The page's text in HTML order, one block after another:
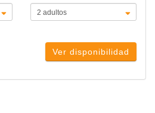
Ver disponibilidad